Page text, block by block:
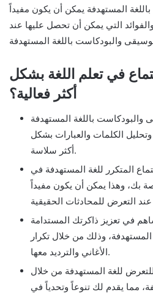
المستهدفة يمكن أن يكون مفيداً
التي يمكن أن تحصل عليها عند
في تعلم اللغة بشكل
أكثر فعالية؟
والبودكاست باللغة المستهدفة
الكلمات والعبارات بشكل
أكثر سلاسة.
المتكرر للغة المستهدفة في
بك، وهذا يمكن أن يكون مفيداً
في تعزيز ذاكرتك المستدامة
المستهدفة، وذلك من خلال تكرار
الأغاني والترديد معها.
للغة المستهدفة من خلال
مما يقدم لك تنوعاً وتحدياً في